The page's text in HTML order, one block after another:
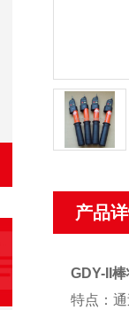
产品
GDY-II
特点：